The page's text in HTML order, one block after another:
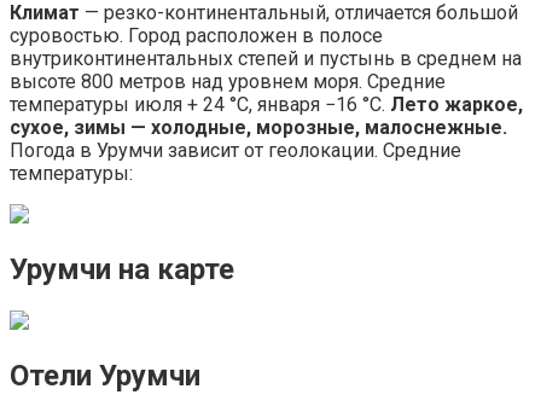
Климат — резко-континентальный, отличается большой
суровостью. Город расположен в полосе
внутриконтинентальных степей и пустынь в среднем на
высоте 800 метров над уровнем моря. Средние
температуры июля + 24 °C, января −16 °C. Лето жаркое,
сухое, зимы — холодные, морозные, малоснежные.
Погода в Урумчи зависит от геолокации. Средние
температуры:
Урумчи на карте
Отели Урумчи